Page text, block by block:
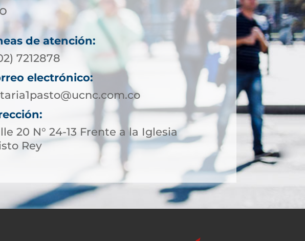
de atención:
7212878
electrónico:
20 N° 24-13 Frente a la Iglesia
Rey